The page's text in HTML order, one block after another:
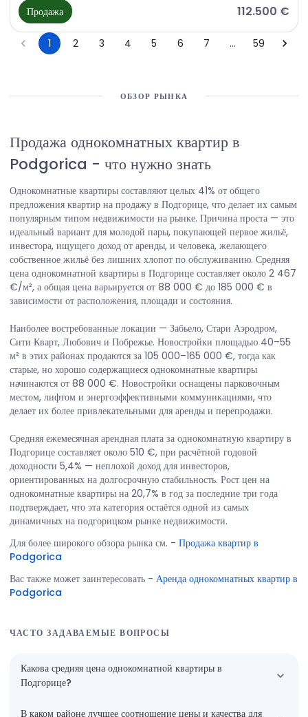
Продажа 112.500 €
1 2 3 4 5 6 7 … 59
ОБЗОР РЫНКА
Продажа однокомнатных квартир в
Podgorica - что нужно знать
Однокомнатные квартиры составляют целых 41% от общего
предложения квартир на продажу в Подгорице, что делает их самым
популярным типом недвижимости на рынке. Причина проста — это
идеальный вариант для молодой пары, покупающей первое жильё,
инвестора, ищущего доход от аренды, и человека, желающего
собственное жильё без лишних хлопот по обслуживанию. Средняя
цена однокомнатной квартиры в Подгорице составляет около 2 467
€/м², а общая цена варьируется от 88 000 € до 185 000 € в
зависимости от расположения, площади и состояния.
Наиболее востребованные локации — Забьело, Стари Аэродром,
Сити Кварт, Любович и Побрежье. Новостройки площадью 40–55
м² в этих районах продаются за 105 000–165 000 €, тогда как
старые, но хорошо содержащиеся однокомнатные квартиры
начинаются от 88 000 €. Новостройки оснащены парковочным
местом, лифтом и энергоэффективными коммуникациями, что
делает их более привлекательными для аренды и перепродажи.
Средняя ежемесячная арендная плата за однокомнатную квартиру в
Подгорице составляет около 510 €, при расчётной годовой
доходности 5,4% — неплохой доход для инвесторов,
ориентированных на долгосрочную стабильность. Рост цен на
однокомнатные квартиры на 20,7% в год за последние три года
подтверждает, что эта категория остаётся одной из самых
динамичных на подгорицком рынке недвижимости.
Для более широкого обзора рынка см. - Продажа квартир в
Podgorica
Вас также может заинтересовать- Аренда однокомнатных квартир в
Podgorica
ЧАСТО ЗАДАВАЕМЫЕ ВОПРОСЫ
Какова средняя цена однокомнатной квартиры в
Подгорице?
В каком районе лучшее соотношение цены и качества для